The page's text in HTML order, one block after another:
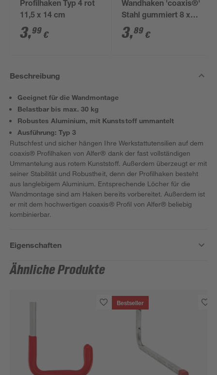
Profilhaken Typ 4 rot
11,5 x 14 cm
3,99 €
Wandhaken 'coaxis®'
Stahl gummiert 8 x
11,5 cm
3,89 €
Beschreibung
Geeignet für die Wandmontage
Belastbar bis max. 30 kg
Robustes Aluminium, mit Kunststoff ummantelt
Ausführung: Typ 3
Rutschfest und sicher hängen Ihre Werkstattutensilien auf dem
coaxis® Profilhaken von Alfer® dank der fast vollständigen
Ummantelung aus rotem Kunststoff. Außerdem überzeugt er mit
seiner Stabilität und Robustheit, denn der Profilhaken besteht
aus langlebigem Aluminium. Entsprechende Löcher für die
Wandmontage sind am Haken bereits vorbereitet. Außerdem ist
er mit dem hochwertigen coaxis® Profil von Alfer® beliebig
kombinierbar.
Eigenschaften
Ähnliche Produkte
Bestseller